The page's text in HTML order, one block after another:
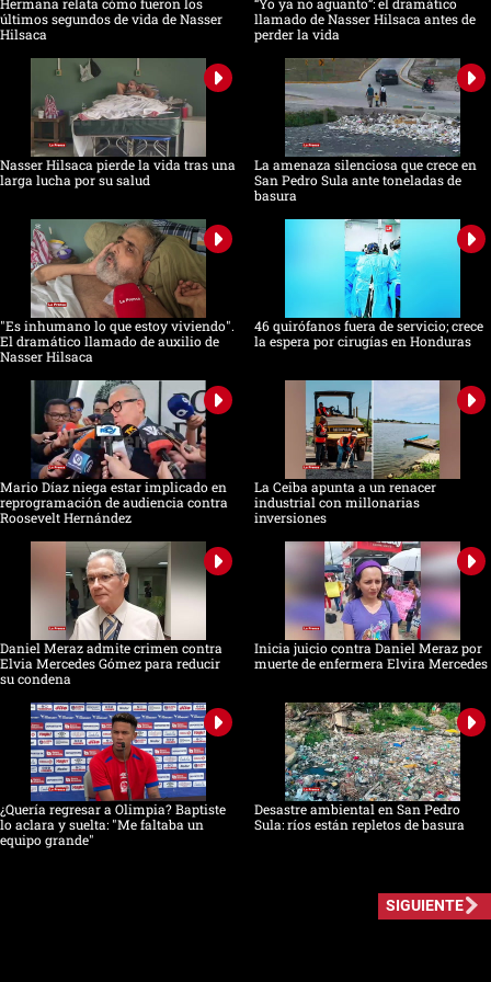
Hermana relata cómo fueron los
últimos segundos de vida de Nasser
Hilsaca
“Yo ya no aguanto”: el dramático
llamado de Nasser Hilsaca antes de
perder la vida
Nasser Hilsaca pierde la vida tras una
larga lucha por su salud
La amenaza silenciosa que crece en
San Pedro Sula ante toneladas de
basura
"Es inhumano lo que estoy viviendo".
El dramático llamado de auxilio de
Nasser Hilsaca
46 quirófanos fuera de servicio; crece
la espera por cirugías en Honduras
Mario Díaz niega estar implicado en
reprogramación de audiencia contra
Roosevelt Hernández
La Ceiba apunta a un renacer
industrial con millonarias
inversiones
Daniel Meraz admite crimen contra
Elvia Mercedes Gómez para reducir
su condena
Inicia juicio contra Daniel Meraz por
muerte de enfermera Elvira Mercedes
¿Quería regresar a Olimpia? Baptiste
lo aclara y suelta: "Me faltaba un
equipo grande"
Desastre ambiental en San Pedro
Sula: ríos están repletos de basura
SIGUIENTE